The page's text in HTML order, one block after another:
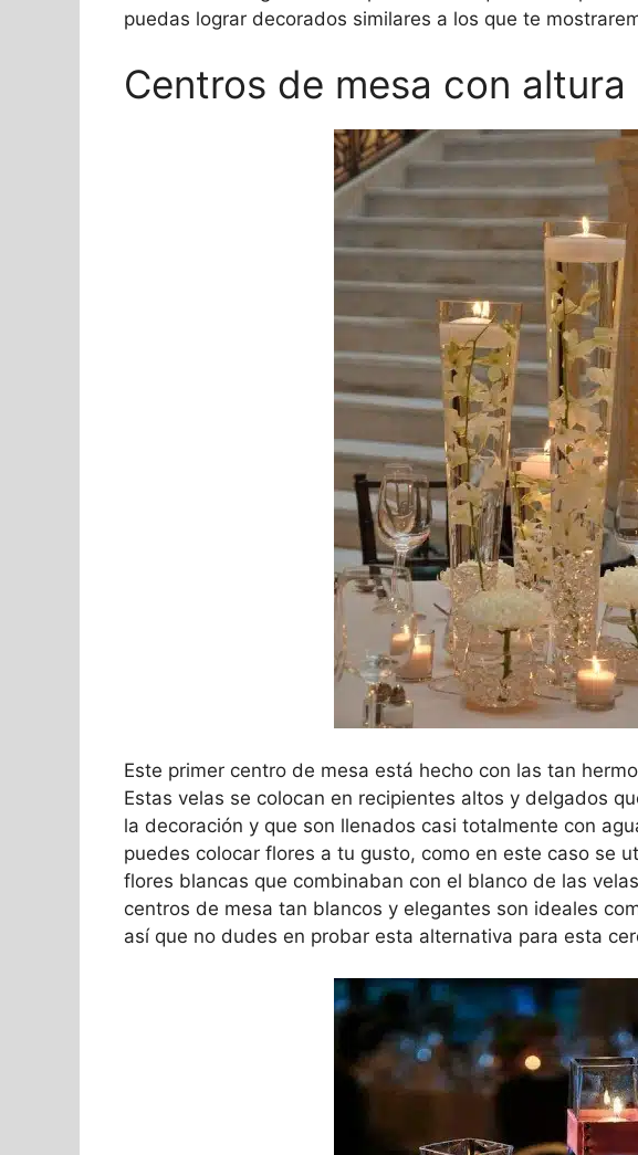
puedas lograr decorados similares a los que te
Centros de mesa con altura
Este primer centro de mesa está hecho con las tan
Estas velas se colocan en recipientes altos y delgados
la decoración y que son llenados casi totalmente con
puedes colocar flores a tu gusto, como en este caso se
flores blancas que combinaban con el blanco de las
centros de mesa tan blancos y elegantes son ideales
así que no dudes en probar esta alternativa para esta